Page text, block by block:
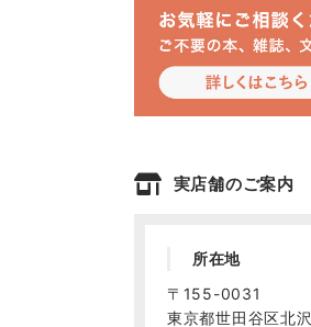
実店舗のご案内
所在地
〒155-0031
東京都世田谷区北沢